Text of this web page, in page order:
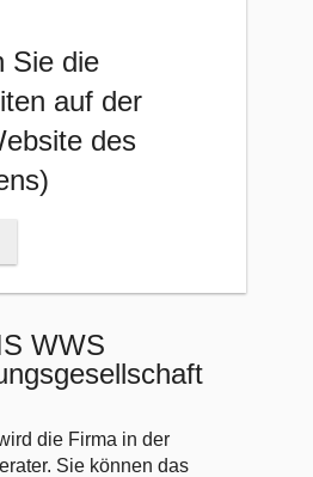
Sie die
auf der
des
WWS
die Firma in der
Sie können das